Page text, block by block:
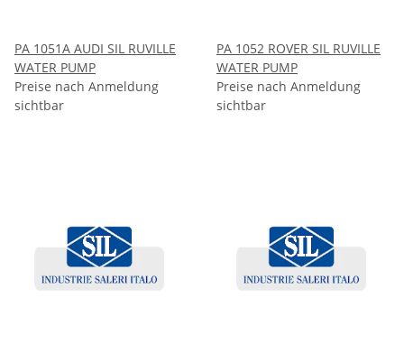
PA 1051A AUDI SIL RUVILLE
WATER PUMP
Preise nach Anmeldung
sichtbar
PA 1052 ROVER SIL RUVILLE
WATER PUMP
Preise nach Anmeldung
sichtbar